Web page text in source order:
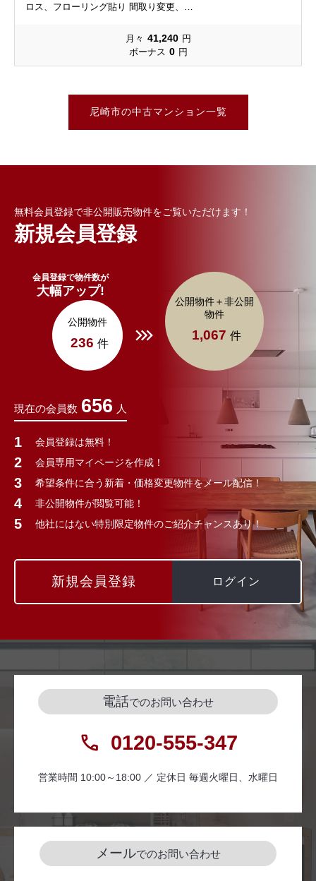
ロス、フローリング貼り 間取り変更、…
月々 41,240 円
ボーナス 0 円
尼崎市の中古マンション一覧
無料会員登録で非公開販売物件をご覧いただけます！
新規会員登録
会員登録で物件数が
大幅アップ!
公開物件
236 件
公開物件＋非公開
物件
1,067 件
現在の会員数 656 人
会員登録は無料！
会員専用マイページを作成！
希望条件に合う新着・価格変更物件をメール配信！
非公開物件が閲覧可能！
他社にはない特別限定物件のご紹介チャンスあり！
新規会員登録 ログイン
電話でのお問い合わせ
0120-555-347
営業時間 10:00～18:00 ／ 定休日 毎週火曜日、水曜日
メールでのお問い合わせ